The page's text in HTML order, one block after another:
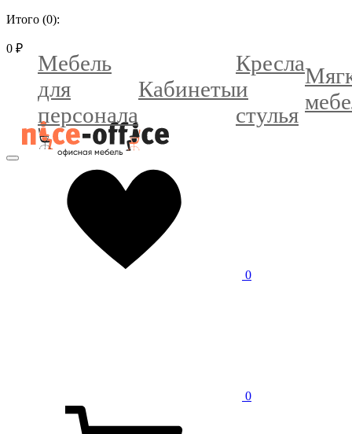
Итого (0):
0 ₽
Мебель
для
персонала
Кабинеты
Кресла
и
стулья
0
0